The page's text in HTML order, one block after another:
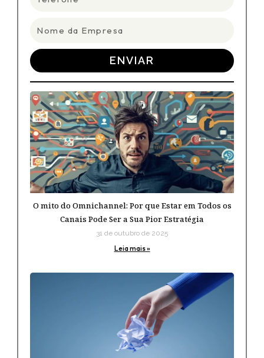
Empresa
ENVIAR
O mito do Omnichannel: Por que Estar em Todos os
Canais Pode Ser a Sua Pior Estratégia
31 de outubro de 2025
Leia mais »